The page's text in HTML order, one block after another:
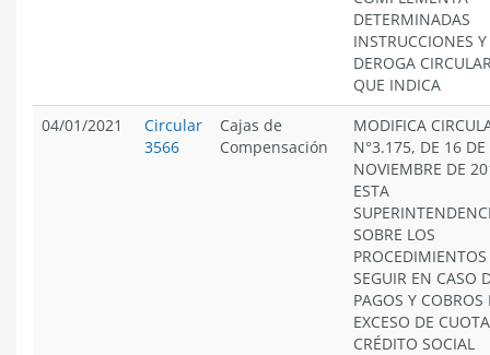
DETERMINADAS
INSTRUCCIONES Y
DEROGA
QUE INDICA
04/01/2021
Circular
3566
Cajas de
Compensación
MODIFICA
N°3.175, DE 16 DE
NOVIEMBRE DE
ESTA
SOBRE LOS
SEGUIR EN CASO
PAGOS Y COBROS
EXCESO DE
CRÉDITO SOCIAL